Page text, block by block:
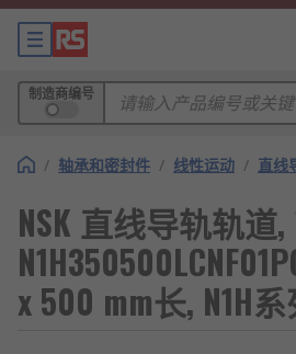
制造商编号
/ 轴承和密封件 / 线性运动 / 直线
NSK 直线导轨轨道
x 500 mm长, N1H